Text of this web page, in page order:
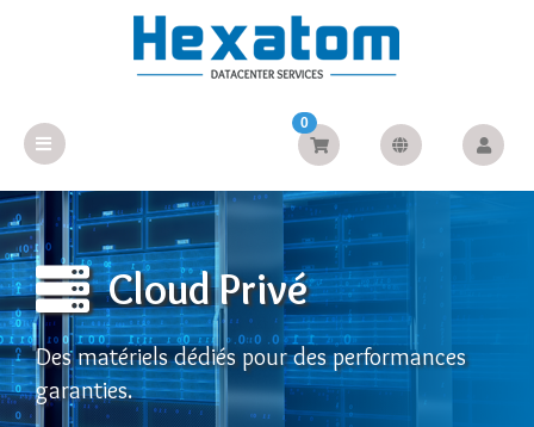
0
Cloud Privé
Des matériels dédiés pour des performances
garanties.